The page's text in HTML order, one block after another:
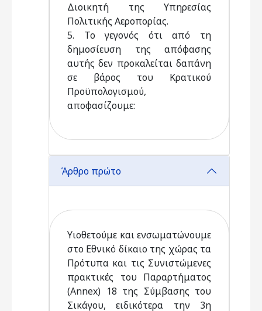
Διοικητή της Υπηρεσίας
Πολιτικής Αεροπορίας.
5. Το γεγονός ότι από τη
δημοσίευση της απόφασης
αυτής δεν προκαλείται δαπάνη
σε βάρος του Κρατικού
Προϋπολογισμού,
αποφασίζουμε:
Άρθρο πρώτο
Υιοθετούμε και ενσωματώνουμε
στο Εθνικό δίκαιο της χώρας τα
Πρότυπα και τις Συνιστώμενες
πρακτικές του Παραρτήματος
(Annex) 18 της Σύμβασης του
Σικάγου, ειδικότερα την 3η